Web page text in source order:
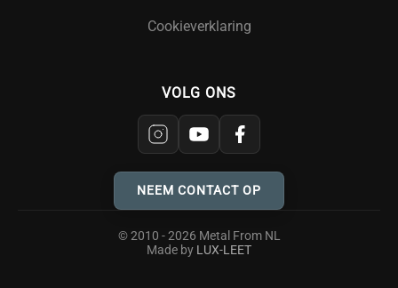
Cookieverklaring
VOLG ONS
NEEM CONTACT OP
© 2010 - 2026 Metal From NL
Made by LUX-LEET